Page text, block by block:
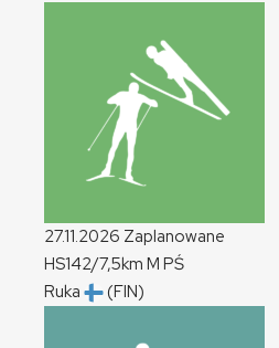
27.11.2026 Zaplanowane
HS142/7,5km M PŚ
Ruka
(FIN)